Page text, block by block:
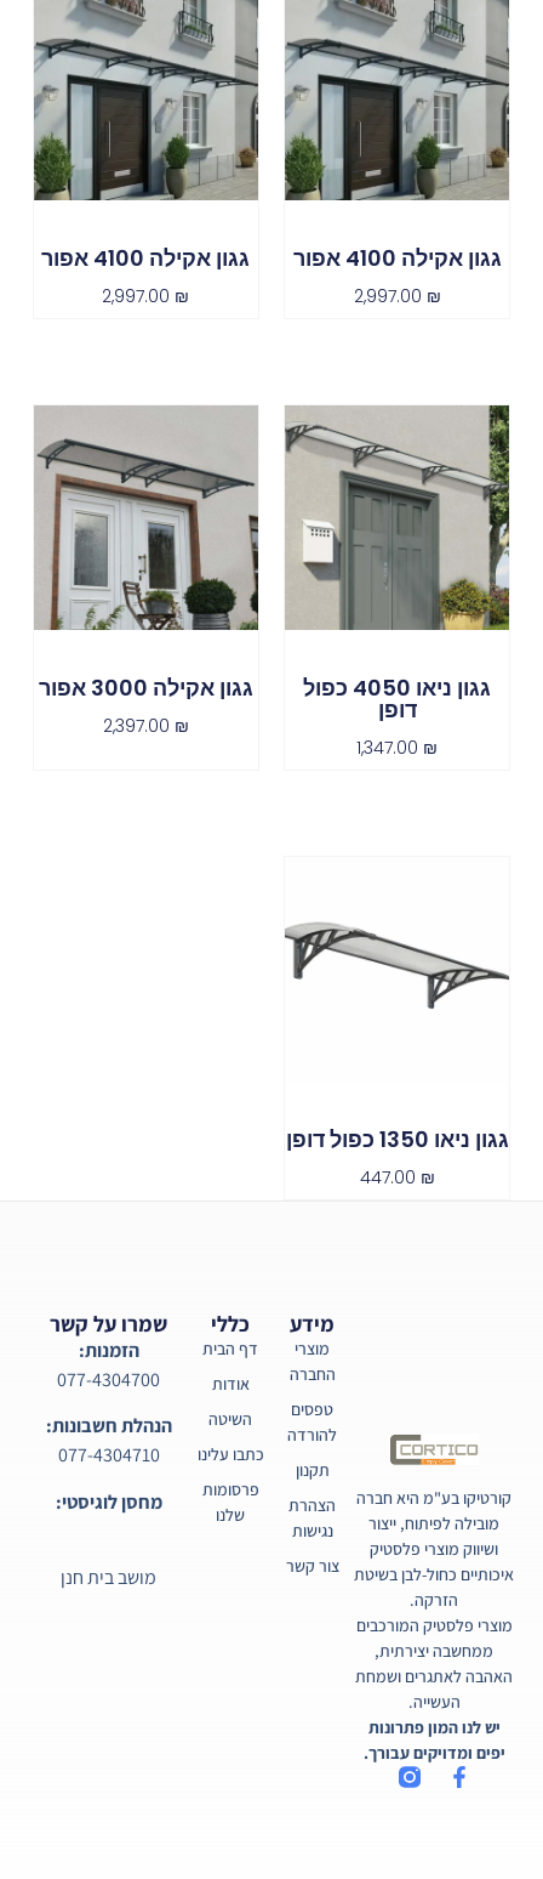
גגון אקילה 4100 אפור
2,997.00 ₪
גגון אקילה 4100 אפור
2,997.00 ₪
גגון ניאו 4050 כפול
דופן
1,347.00 ₪
גגון אקילה 3000 אפור
2,397.00 ₪
גגון ניאו 1350 כפול דופן
447.00 ₪
קורטיקו בע"מ היא חברה
מובילה לפיתוח, ייצור
ושיווק מוצרי פלסטיק
איכותיים כחול-לבן בשיטת
הזרקה.
מוצרי פלסטיק המורכבים
ממחשבה יצירתית,
האהבה לאתגרים ושמחת
העשייה.
יש לנו המון פתרונות
יפים ומדויקים עבורך.
כללי
דף הבית
אודות
השיטה
כתבו עלינו
פרסומות
שלנו
מידע
מוצרי
החברה
טפסים
להורדה
תקנון
הצהרת
נגישות
צור קשר
שמרו על קשר
הזמנות:
077-4304700
הנהלת חשבונות:
077-4304710
מחסן לוגיסטי:
מושב בית חנן